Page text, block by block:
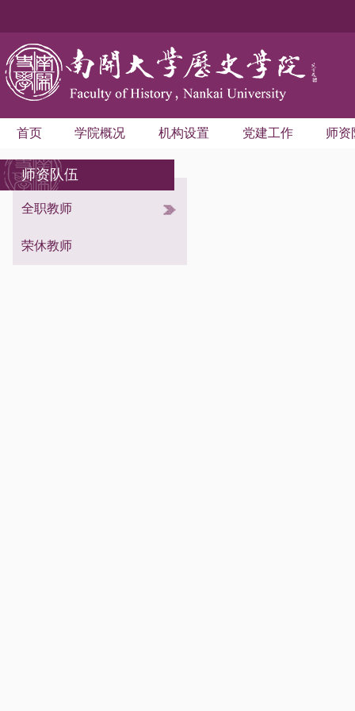
首页 学院概况 机构设置 党建工作 师资
师资队伍
全职教师
中国史学系
世界史学系
考古学与博物馆学系
荣休教师